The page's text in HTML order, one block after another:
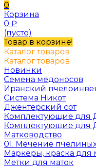
0
Корзина
0 ₽
(пусто)
Товар в корзине!
Каталог товаров
Каталог товаров
Новинки
Семена медоносов
Иранский
Система Никот
Джентерский сот
Комплектующие для
Комплектующие для
Матководство
01. Мечение
Маркеры, краска для
Метки для маток